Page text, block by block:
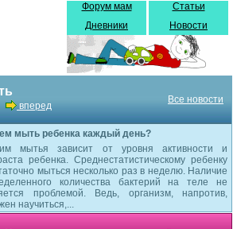
Форум мам
Дневники
Статьи
Новости
вперед
Все новости
мыть ребенка каждый день?
мытья зависит от уровня активности и
ребенка. Среднестатистическому ребенку
мыться несколько раз в неделю. Наличие
количества бактерий на теле не
проблемой. Ведь, организм, напротив,
научиться,...